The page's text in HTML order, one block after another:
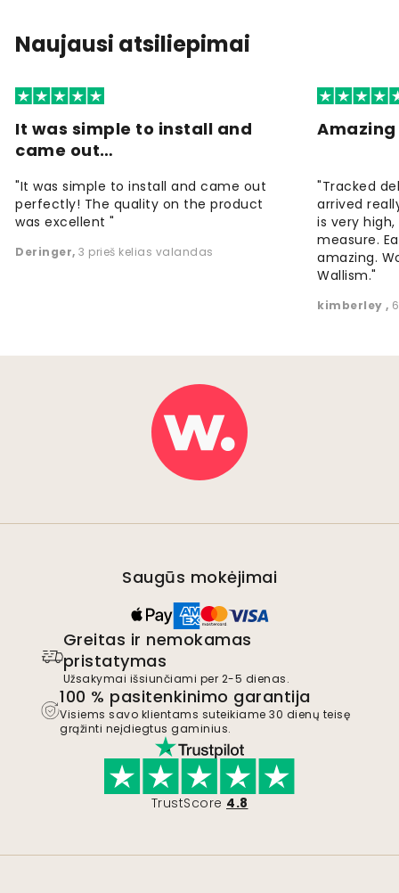
Naujausi atsiliepimai
It was simple to install and
came out…
"It was simple to install and came out
perfectly! The quality on the product
was excellent "
Deringer, 3 prieš kelias valandas
"Tracked
arrived
is very
measure.
amazing.
Wallism."
kimberley,
Saugūs mokėjimai
Greitas ir nemokamas
pristatymas
Užsakymai išsiunčiami per 2-5 dienas.
100 % pasitenkinimo garantija
Visiems savo klientams suteikiame 30 dienų teisę
grąžinti neįdiegtus gaminius.
TrustScore 4.8